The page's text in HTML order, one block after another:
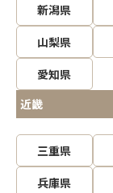
新潟県
山梨県
愛知県
近畿
三重県
兵庫県